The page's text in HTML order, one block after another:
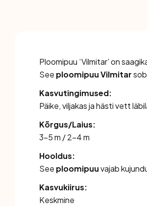
Ploomipuu ‘Vilmitar’ on
See ploomipuu Vilmitar
Kasvutingimused:
Päike, viljakas ja hästi vett
Kõrgus/Laius:
3–5 m / 2–4 m
Hooldus:
See ploomipuuvajab
Kasvukiirus:
Keskmine